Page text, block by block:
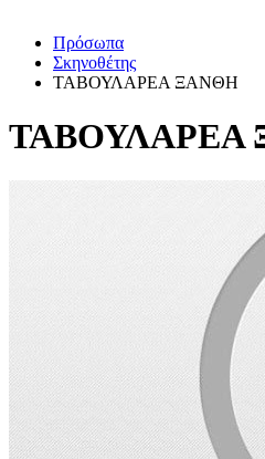
Πρόσωπα
Σκηνοθέτης
ΤΑΒΟΥΛΑΡΕΑ ΞΑΝΘΗ
ΤΑΒΟΥΛΑΡΕΑ